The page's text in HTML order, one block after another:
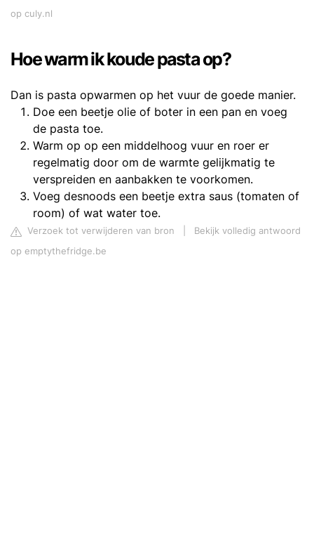
op culy.nl
Hoe warm ik koude pasta op?
Dan is pasta opwarmen op het vuur de goede manier.
Doe een beetje olie of boter in een pan en voeg
de pasta toe.
Warm op op een middelhoog vuur en roer er
regelmatig door om de warmte gelijkmatig te
verspreiden en aanbakken te voorkomen.
Voeg desnoods een beetje extra saus (tomaten of
room) of wat water toe.
Verzoek tot verwijderen van bron
Bekijk volledig antwoord
op emptythefridge.be